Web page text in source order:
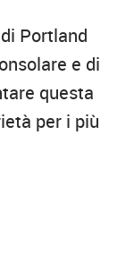
Portland
e di
questa
per i più